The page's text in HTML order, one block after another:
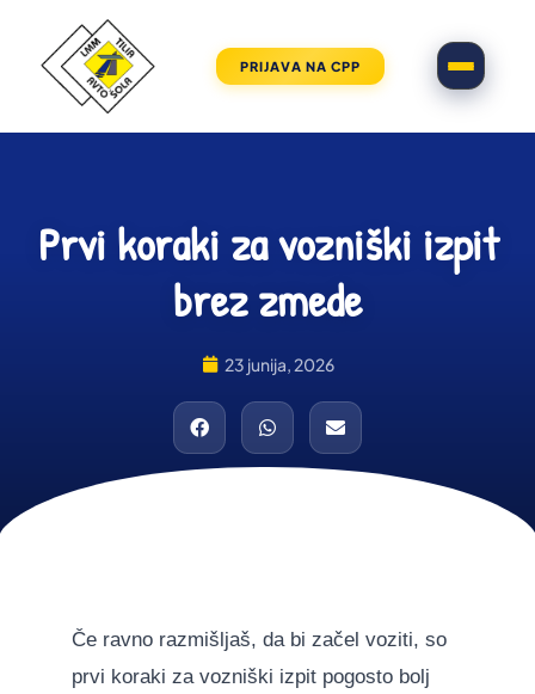
PRIJAVA NA CPP
Prvi koraki za vozniški izpit
brez zmede
23 junija, 2026
Če ravno razmišljaš, da bi začel voziti, so
prvi koraki za vozniški izpit pogosto bolj